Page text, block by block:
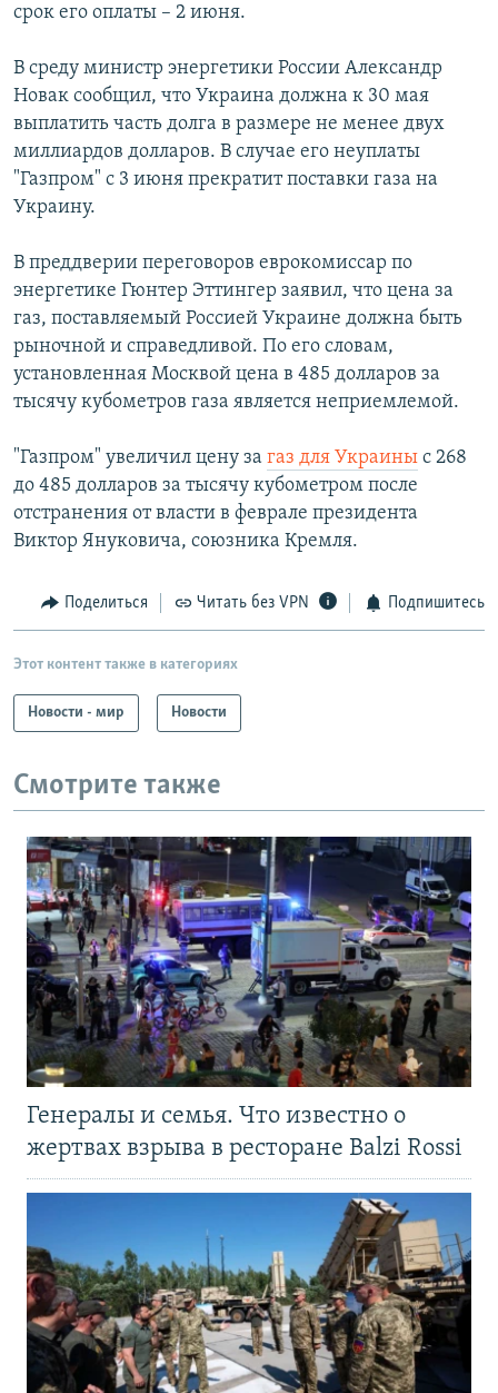
Все сайты РСЕ/РС
срок его оплаты – 2 июня.
В среду министр энергетики России Александр
Новак сообщил, что Украина должна к 30 мая
выплатить часть долга в размере не менее двух
миллиардов долларов. В случае его неуплаты
"Газпром" с 3 июня прекратит поставки газа на
Украину.
В преддверии переговоров еврокомиссар по
энергетике Гюнтер Эттингер заявил, что цена за
газ, поставляемый Россией Украине должна быть
рыночной и справедливой. По его словам,
установленная Москвой цена в 485 долларов за
тысячу кубометров газа является неприемлемой.
"Газпром" увеличил цену за газ для Украины с 268
до 485 долларов за тысячу кубометром после
отстранения от власти в феврале президента
Виктор Януковича, союзника Кремля.
Поделиться Читать без VPN Подпишитесь
Этот контент также в категориях
Новости - мир Новости
Смотрите также
Генералы и семья. Что известно о
жертвах взрыва в ресторане Balzi Rossi